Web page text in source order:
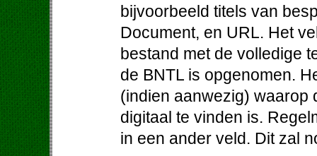
bijvoorbeeld titels van
Document, en URL. Het
bestand met de volledige
de BNTL is opgenomen.
(indien aanwezig) waarop
digitaal te vinden is.
in een ander veld. Dit zal